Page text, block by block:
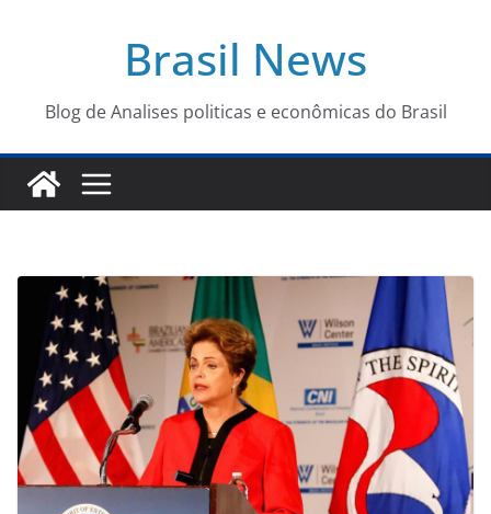
conteúdo
Brasil News
Blog de Analises politicas e econômicas do Brasil